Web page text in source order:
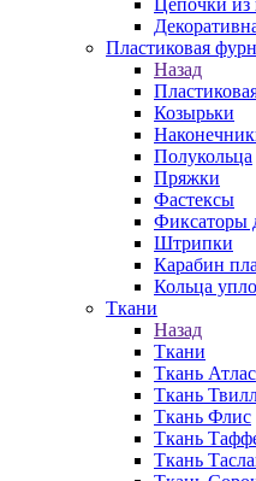
Цепочки из
Пластиковая
Назад
Козырьки
Полукольца
Пряжки
Фастексы
Фиксаторы
Штрипки
Карабин
Кольца
Ткани
Назад
Ткани
Ткань Атлас
Ткань
Ткань Флис
Ткань
Ткань